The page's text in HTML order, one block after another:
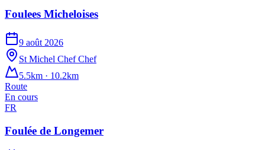
Foulees Micheloises
9 août 2026
St Michel Chef Chef
5.5km · 10.2km
Route
En cours
FR
Foulée de Longemer